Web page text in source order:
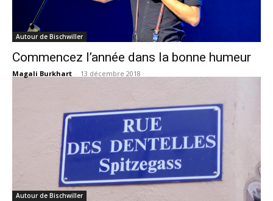
Autour de Bischwiller
Commencez l’année dans la bonne humeur
Magali Burkhart - 13 décembre 2018
Autour de Bischwiller